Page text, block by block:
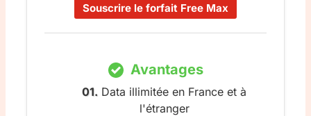
Souscrire le forfait Free Max
Avantages
Data illimitée en France et à
l'étranger